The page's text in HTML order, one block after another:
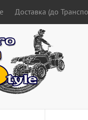
Доставка (до